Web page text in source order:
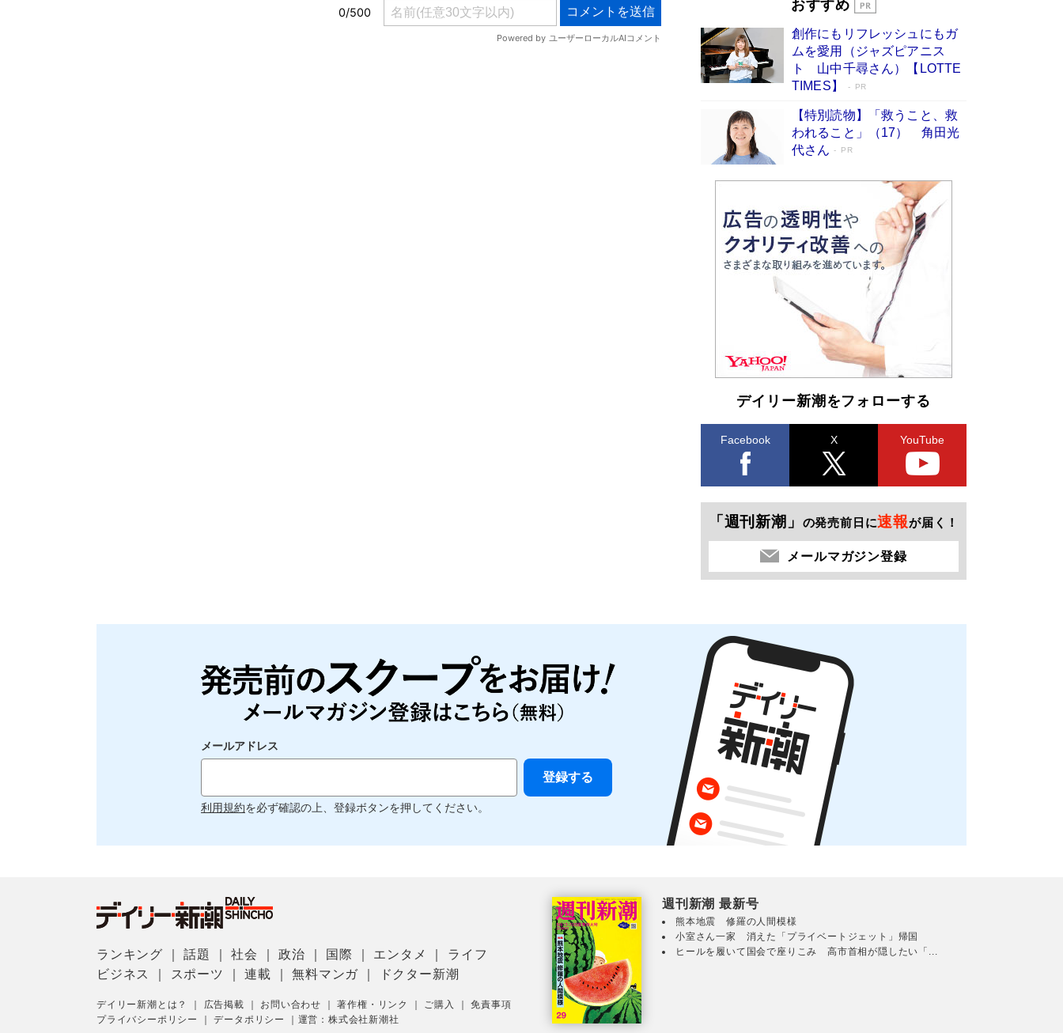
続けた“自責の念”とは…「自己憐憫は描きたくな
い」監督が徹底的にこだわったこと（後編） #
戦争の記憶
Book Bang
おすすめ
創作にもリフレッシュにもガ
ムを愛用（ジャズピアニス
ト 山中千尋さん）【LOTTE
TIMES】
PR
【特別読物】「救うこと、救
われること」（17） 角田光
代さん
PR
デイリー新潮をフォローする
Facebook X YouTube
「週刊新潮」 の発売前日に速報が届く！
メールマガジン登録
メールアドレス
利用規約を必ず確認の上、登録ボタンを押してください。
ランキング ｜話題 ｜社会 ｜政治 国際 エンタメ
ライフ
ビジネス
スポーツ ｜連載 ｜無料マンガ ドクター新潮
デイリー新潮とは？ 広告掲載 お問い合わせ ｜著作権・リンク ご購入 ｜免責事項
プライバシーポリシー
｜データポリシー 運営：株式会社新潮社
週刊新潮 最新号
熊本地震 修羅の人間模様
小室さん一家 消えた「プライベートジェット」帰国
ヒールを履いて国会で座りこみ 高市首相が隠したい「...